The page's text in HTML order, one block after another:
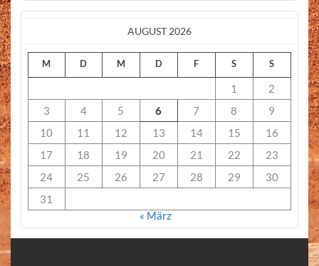
AUGUST 2026
M D M D F S S
1
2
3
4 5 6 7 8
9
10
11 12 13 14 15
16
17
18 19 20 21 22
23
24
25 26 27 28 29
30
31
« März